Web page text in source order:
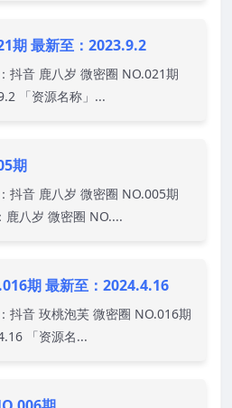
期 最新至：2023.9.2
抖音 鹿八岁 微密圈 NO.021期
「资源名称」...
期
抖音 鹿八岁 微密圈 NO.005期
鹿八岁 微密圈 NO....
期 最新至：2024.4.16
抖音 玫桃泡芙 微密圈 NO.016期
「资源名...